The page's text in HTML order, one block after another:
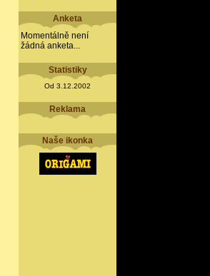
Anketa
Momentálně není
žádná anketa...
Statistiky
Od 3.12.2002
Reklama
Naše ikonka